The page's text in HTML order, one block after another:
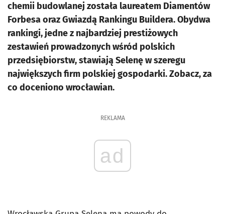
chemii budowlanej została laureatem Diamentów
Forbesa oraz Gwiazdą Rankingu Buildera. Obydwa
rankingi, jedne z najbardziej prestiżowych
zestawień prowadzonych wśród polskich
przedsiębiorstw, stawiają Selenę w szeregu
największych firm polskiej gospodarki. Zobacz, za
co doceniono wrocławian.
REKLAMA
ad